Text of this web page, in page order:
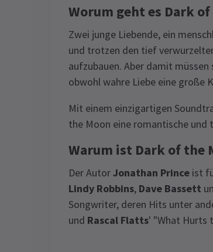
Worum geht es Dark of
Zwei junge Liebende, ein
und trotzen den tief
aufzubauen. Aber damit
obwohl wahre Liebe eine große
Mit einem einzigartigen
the Moon eine romantische
Warum ist Dark of the
Der AutorJonathan Prince ist
Lindy Robbins, Dave Bassett
Songwriter, deren Hits unter
und Rascal Flatts' "What Hurts